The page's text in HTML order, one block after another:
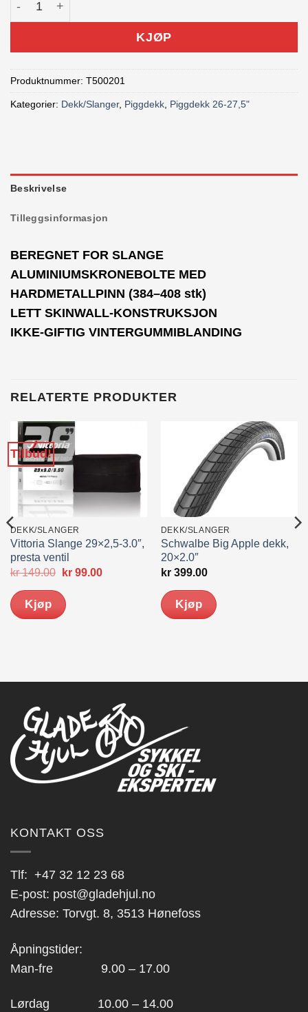
KJØP
Produktnummer: T500201
Kategorier: Dekk/Slanger, Piggdekk Piggdekk 26-27,5"
Beskrivelse
Tilleggsinformasjon
BEREGNET FOR SLANGE
ALUMINIUMSKRONEBOLTE MED
HARDMETALLPINN (384–408 stk)
LETT SKINWALL-KONSTRUKSJON
IKKE-GIFTIG VINTERGUMMIBLANDING
RELATERTE PRODUKTER
Tilbud!
DEKK/SLANGER
Vittoria Slange 29×2,5-3.0″,
presta ventil
kr149.00
Opprinnelig
var:
kr 149.00.
kr99.00Nåværende
Kjøp
DEKK/SLANGER
Schwalbe Big Apple dekk,
20×2.0″
kr399.00
Kjøp
KONTAKT OSS
Tlf: +47 32 12 23 68
E-post: post@gladehjul.no
Adresse: Torvgt. 8, 3513 Hønefoss
Åpningstider:
Man-fre 9.00 – 17.00
Lørdag 10.00 – 14.00